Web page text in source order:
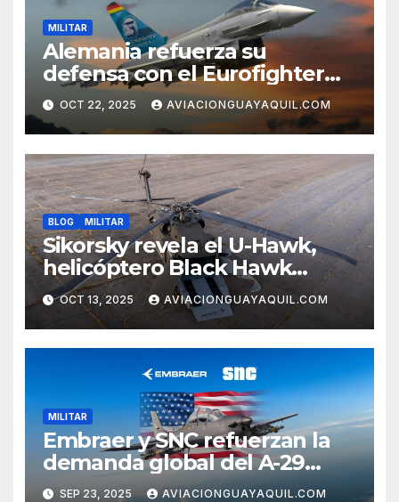
MILITAR
Alemania refuerza su
defensa con el Eurofighter
Tranche 5
OCT 22, 2025 AVIACIONGUAYAQUIL.COM
BLOG MILITAR
Sikorsky revela el U-Hawk,
helicóptero Black Hawk
autónomo
OCT 13, 2025 AVIACIONGUAYAQUIL.COM
MILITAR
Embraer y SNC refuerzan la
demanda global del A-29
Super Tucano
SEP 23, 2025 AVIACIONGUAYAQUIL.COM